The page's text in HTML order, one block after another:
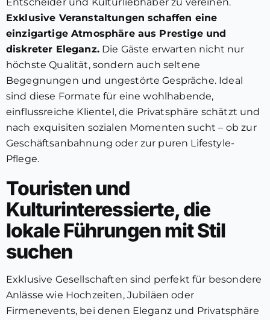
Exklusive Veranstaltungen schaffen eine
einzigartige Atmosphäre aus Prestige und
diskreter Eleganz.Die Gäste erwarten nicht nur
höchste Qualität, sondern auch seltene
Begegnungen und ungestörte Gespräche. Ideal
sind diese Formate für eine wohlhabende,
einflussreiche Klientel, die Privatsphäre schätzt und
nach exquisiten sozialen Momenten sucht – ob zur
Geschäftsanbahnung oder zur puren Lifestyle-
Pflege.
Touristen und
Kulturinteressierte, die
lokale Führungen mit Stil
suchen
Exklusive Gesellschaften sind perfekt für besondere
Anlässe wie Hochzeiten, Jubiläen oder
Firmenevents, bei denen Eleganz und Privatsphäre